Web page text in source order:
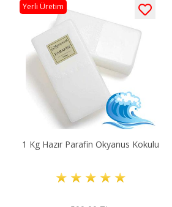
1 Kg Hazır Parafin Okyanus Kokulu
Yerli Üretim